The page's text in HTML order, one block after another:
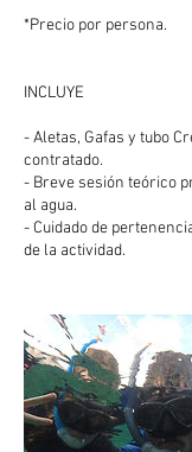
*Precio por persona.
INCLUYE
- Aletas, Gafas y tubo
contratado.
- Breve sesión teórico
al agua.
- Cuidado de
de la actividad.